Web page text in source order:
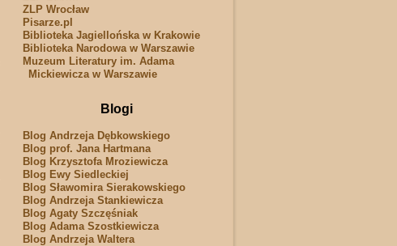
ZLP Wrocław
Pisarze.pl
Biblioteka Jagiellońska w Krakowie
Biblioteka Narodowa w Warszawie
Muzeum Literatury im. Adama
Mickiewicza w Warszawie
Blogi
Blog Andrzeja Dębkowskiego
Blog prof. Jana Hartmana
Blog Krzysztofa Mroziewicza
Blog Ewy Siedleckiej
Blog Sławomira Sierakowskiego
Blog Andrzeja Stankiewicza
Blog Agaty Szczęśniak
Blog Adama Szostkiewicza
Blog Andrzeja Waltera